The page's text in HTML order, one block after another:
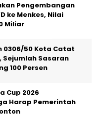
Pengembangan
ke Menkes, Nilai
Miliar
0306/50 Kota Catat
Sejumlah Sasaran
100 Persen
Cup 2026
Harap Pemerintah